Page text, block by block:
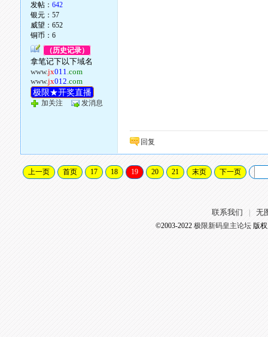
发帖：642
银元：57
威望：652
铜币：6
（历史记录）
拿笔记下以下域名
www.jx011.com
www.jx012.com
极限★开奖直播
加关注 发消息
回复
上一页 首页 17 18 19 20 21 末页 下一页
联系我们 无
©2003-2022 极限新码皇主论坛版权